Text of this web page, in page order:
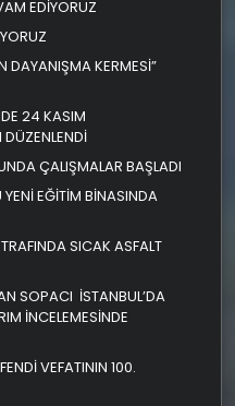
EDİYORUZ
DAYANIŞMA KERMESİ”
24 KASIM
ÇALIŞMALAR BAŞLADI
YENİ EĞİTİM BİNASINDA
SICAK ASFALT
SOPACI İSTANBUL’DA
İNCELEMESİNDE
VEFATININ 100.